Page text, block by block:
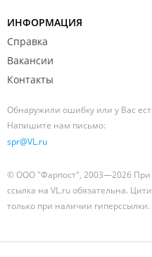
ИНФОРМАЦИЯ
Справка
Вакансии
Контакты
Обнаружили ошибку или у Вас
Напишите нам письмо:
spr@VL.ru
© ООО "Фарпост", 2003—2026
ссылка на VL.ru обязательна.
только при наличии